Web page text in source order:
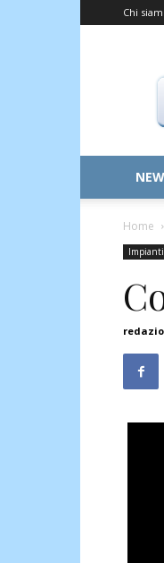
Chi
Home
Impianti